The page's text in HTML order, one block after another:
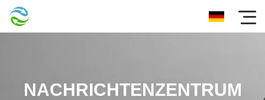
NACHRICHTENZENTRUM